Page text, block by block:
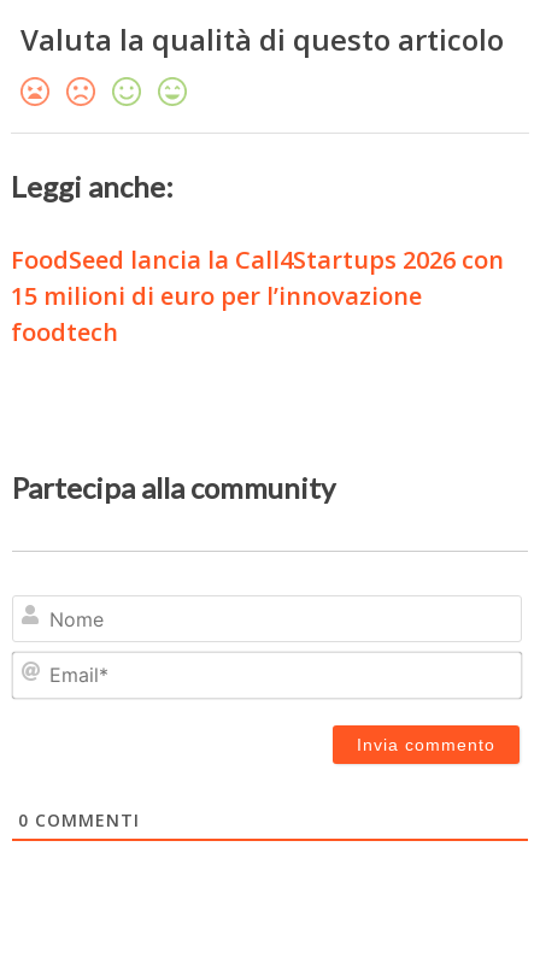
Valuta la qualità di questo articolo
Leggi anche:
FoodSeed lancia la Call4Startups 2026 con
15 milioni di euro per l’innovazione
foodtech
Partecipa alla community
0 COMMENTI